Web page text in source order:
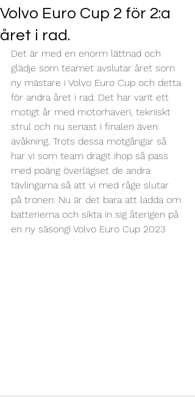
Volvo Euro Cup 2 för 2:a
året i rad.
Det är med en enorm lättnad och
glädje som teamet avslutar året som
ny mästare i Volvo Euro Cup och detta
för andra året i rad. Det har varit ett
motigt år med motorhaveri, tekniskt
strul och nu senast i finalen även
avåkning. Trots dessa motgångar så
har vi som team dragit ihop så pass
med poäng överlägset de andra
tävlingarna så att vi med råge slutar
på tronen. Nu är det bara att ladda om
batterierna och sikta in sig återigen på
en ny säsongi Volvo Euro Cup 2023